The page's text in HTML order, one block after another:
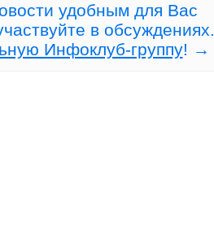
удобным для Вас
в обсуждениях.
Инфоклуб-группу! →